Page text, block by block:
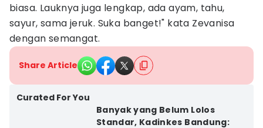
biasa. Lauknya juga lengkap, ada ayam, tahu,
sayur, sama jeruk. Suka banget!" kata Zevanisa
dengan semangat.
Share Article
Curated For You
Banyak yang Belum Lolos
Standar, Kadinkes Bandung: